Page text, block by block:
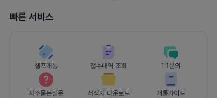
빠른 서비스
셀프개통 접수내역 조회 1:1문의
자주묻는질문 서식지 다운로드 개통가이드